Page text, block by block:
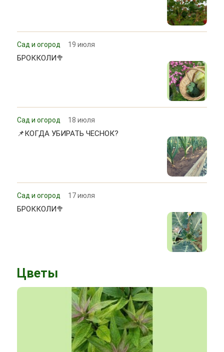
Сад и огород 19 июля
БРОККОЛИ🥦
Сад и огород 18 июля
📌КОГДА УБИРАТЬ ЧЕСНОК?
Сад и огород 17 июля
БРОККОЛИ🥦
Цветы